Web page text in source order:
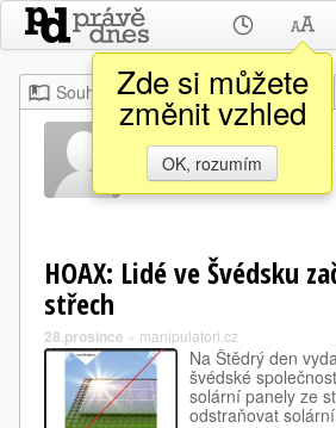
Zde si můžete
změnit vzhled
OK, rozumím
Souhrn Moje Z domova
Lubomír
HOAX: Lidé ve Švédsku
střech
28.prosince » manipulatori.cz
Na Štědrý den
švédské
solární panely ze
odstraňovat